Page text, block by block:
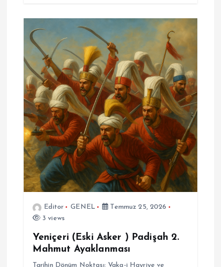
Editor GENEL
Temmuz 25, 2026
3 views
Yeniçeri (Eski Asker ) Padişah 2.
Mahmut Ayaklanması
Tarihin Dönüm Noktası: Vaka-i Hayriye ve